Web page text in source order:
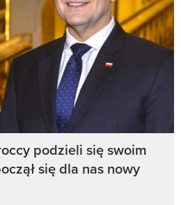
podzieli się swoim
się dla nas nowy